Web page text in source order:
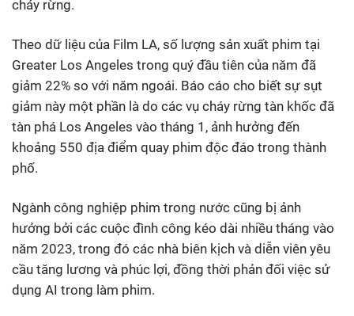
cháy rừng.
Theo dữ liệu của Film LA, số lượng sản xuất phim tại
Greater Los Angeles trong quý đầu tiên của năm đã
giảm 22% so với năm ngoái. Báo cáo cho biết sự sụt
giảm này một phần là do các vụ cháy rừng tàn khốc đã
tàn phá Los Angeles vào tháng 1, ảnh hưởng đến
khoảng 550 địa điểm quay phim độc đáo trong thành
phố.
Ngành công nghiệp phim trong nước cũng bị ảnh
hưởng bởi các cuộc đình công kéo dài nhiều tháng vào
năm 2023, trong đó các nhà biên kịch và diễn viên yêu
cầu tăng lương và phúc lợi, đồng thời phản đối việc sử
dụng AI trong làm phim.